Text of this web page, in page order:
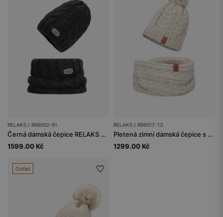
RELAKS / R96002-81
Černá dámská čepice RELAKS s příměsí vlny
1599.00 Kč
RELAKS / R96017-13
Pletená zimní dámská čepice s bambulí v béžové barvě
1299.00 Kč
Outlet